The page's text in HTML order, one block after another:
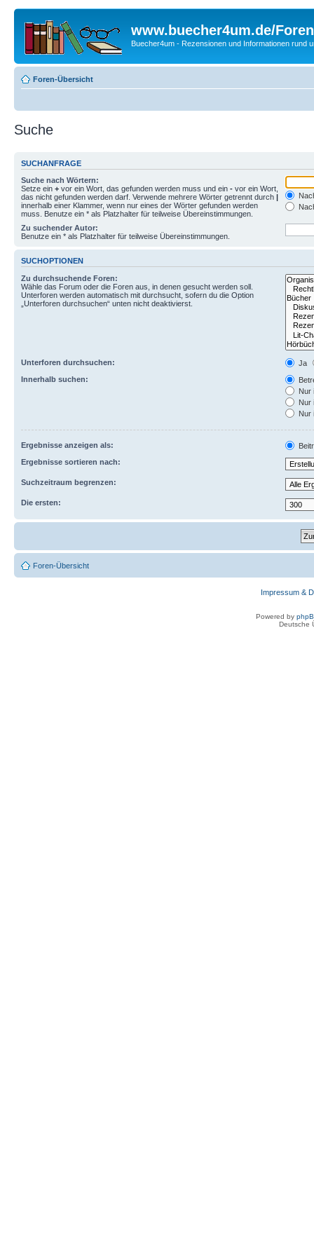
www.buecher4um.de/Foren
Buecher4um - Rezensionen und Informationen rund
Foren-Übersicht
Suche
SUCHANFRAGE
Suche nach Wörtern:
Setze ein + vor ein Wort, das gefunden werden muss und ein - vor ein Wort,
das nicht gefunden werden darf. Verwende mehrere Wörter getrennt durch |
innerhalb einer Klammer, wenn nur eines der Wörter gefunden werden
muss. Benutze ein * als Platzhalter für teilweise Übereinstimmungen.
Zu suchender Autor:
Benutze ein * als Platzhalter für teilweise Übereinstimmungen.
SUCHOPTIONEN
Zu durchsuchende Foren:
Wähle das Forum oder die Foren aus, in denen gesucht werden soll.
Unterforen werden automatisch mit durchsucht, sofern du die Option
„Unterforen durchsuchen“ unten nicht deaktivierst.
Unterforen durchsuchen:
Ja
Innerhalb suchen:
Nur
Nur
Nur
Ergebnisse anzeigen als:
Ergebnisse sortieren nach:
Suchzeitraum begrenzen:
Die ersten:
Foren-Übersicht
Impressum &
Powered by
Deutsche